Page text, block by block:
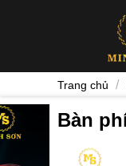
Trang chủ /
Bàn